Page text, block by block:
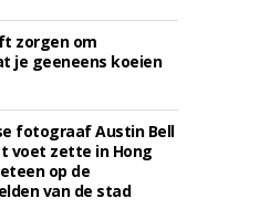
zorgen om
je geeneens koeien
fotograaf Austin Bell
voet zette in Hong
op de
van de stad